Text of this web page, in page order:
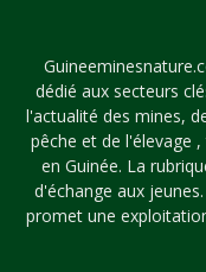
dédié aux secteurs
l'actualité des mines,
pêche et de l'élevage
en Guinée. La
d'échange aux
promet une